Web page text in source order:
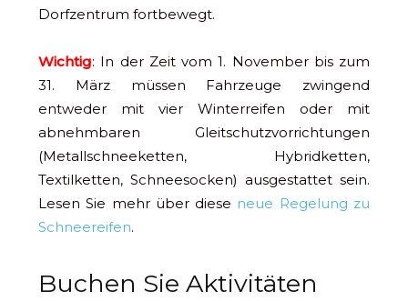
Dorfzentrum fortbewegt.
Wichtig: In der Zeit vom 1. November bis zum
31. März müssen Fahrzeuge zwingend
entweder mit vier Winterreifen oder mit
abnehmbaren Gleitschutzvorrichtungen
(Metallschneeketten, Hybridketten,
Textilketten, Schneesocken) ausgestattet sein.
Lesen Sie mehr über diese neue Regelung zu
Schneereifen.
Buchen Sie Aktivitäten